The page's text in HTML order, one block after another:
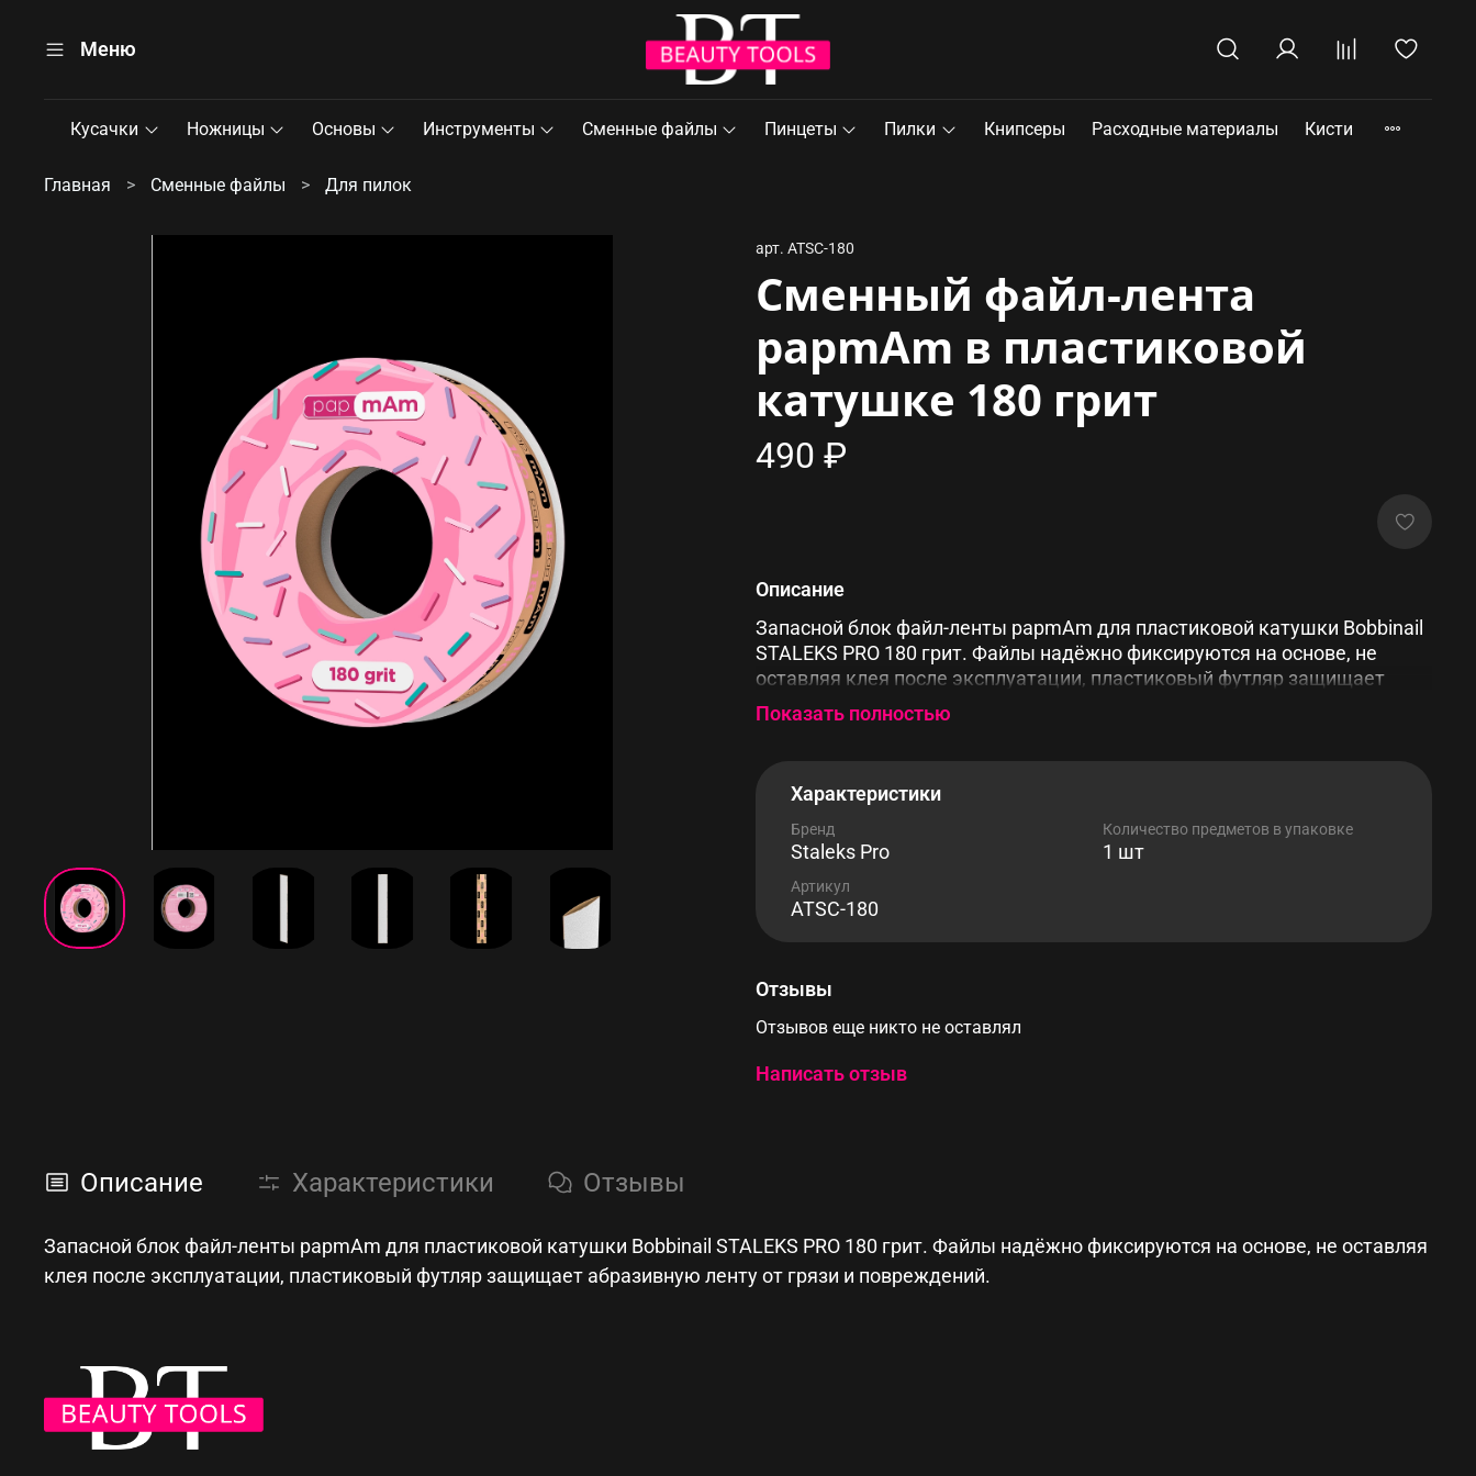
Меню
Кусачки Ножницы Основы Инструменты Сменные файлы Пинцеты Пилки Книпсеры Расходные материалы Кисти
Главная Сменные файлы Для пилок
арт. ATSC-180
Сменный файл-лента
papmAm в пластиковой
катушке 180 грит
490 ₽
Описание
Запасной блок файл-ленты papmAm для пластиковой катушки Bobbinail
STALEKS PRO 180 грит. Файлы надёжно фиксируются на основе, не
оставляя клея после эксплуатации, пластиковый футляр защищает
абразивную ленту от грязи и повреждений.
Показать полностью
Характеристики
Бренд
Staleks Pro
Количество предметов в упаковке
1 шт
Артикул
ATSC-180
Отзывы
Отзывов еще никто не оставлял
Написать отзыв
Описание Характеристики Отзывы
Запасной блок файл-ленты papmAm для пластиковой катушки Bobbinail STALEKS PRO 180 грит. Файлы надёжно фиксируются на основе, не оставляя
клея после эксплуатации, пластиковый футляр защищает абразивную ленту от грязи и повреждений.